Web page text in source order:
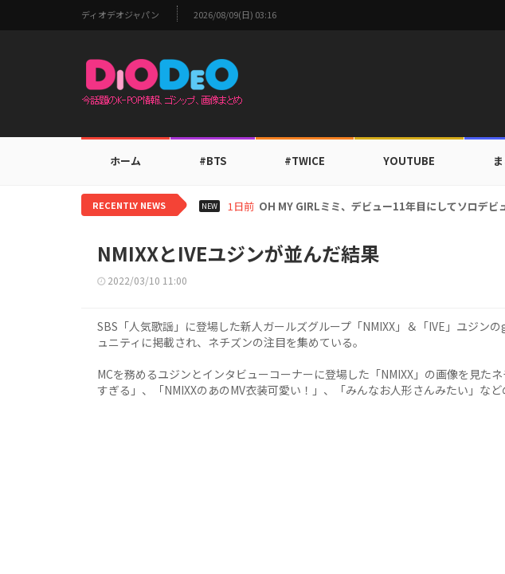
ディオデオジャパン 2026/08/09(日) 03:16
ホーム #BTS #TWICE YOUTUBE
RECENTLY NEWS NEW 1日前 BTS V、ワールドカップ出入証を公開…証明写真で
NMIXXとIVEユジンが並んだ結果
2022/03/10 11:00
SBS「人気歌謡」に登場した新人ガールズグループ「NMIXX」＆「IVE」ユジン
ュニティに掲載され、ネチズンの注目を集めている。
MCを務めるユジンとインタビューコーナーに登場した「NMIXX」の画像を見た
すぎる」、「NMIXXのあのMV衣装可愛い！」、「みんなお人形さんみたい」など